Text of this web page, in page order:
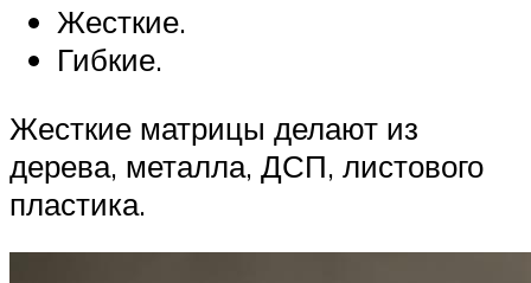
Жесткие.
Гибкие.
Жесткие матрицы делают из
дерева, металла, ДСП, листового
пластика.